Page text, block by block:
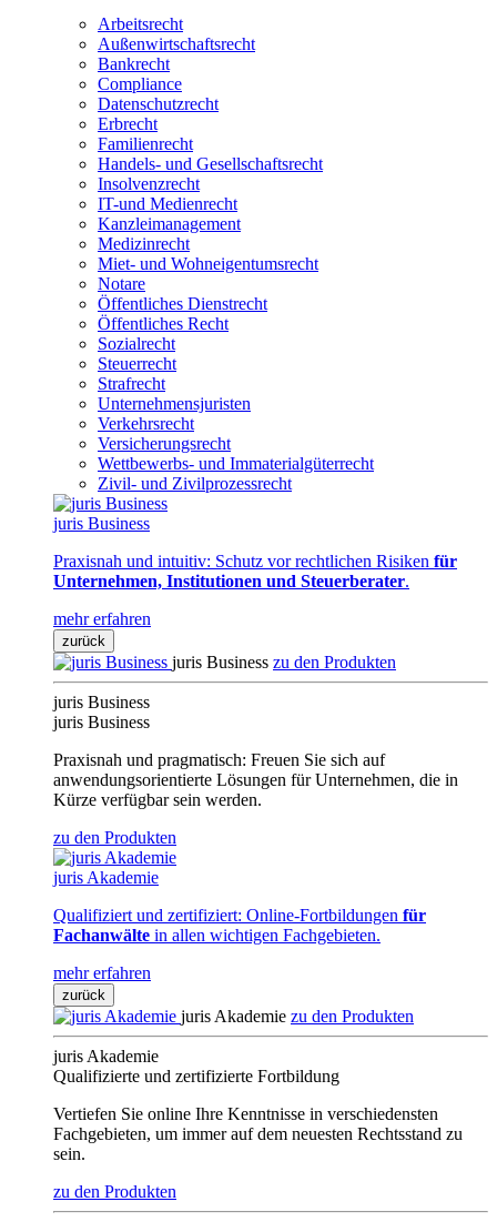
Arbeitsrecht
Außenwirtschaftsrecht
Bankrecht
Compliance
Datenschutzrecht
Erbrecht
Familienrecht
Handels- und Gesellschaftsrecht
Insolvenzrecht
IT-und Medienrecht
Kanzleimanagement
Medizinrecht
Miet- und Wohneigentumsrecht
Notare
Öffentliches Dienstrecht
Öffentliches Recht
Sozialrecht
Steuerrecht
Strafrecht
Unternehmensjuristen
Verkehrsrecht
Versicherungsrecht
Wettbewerbs- und Immaterialgüterrecht
Zivil- und Zivilprozessrecht
juris Business
Praxisnah und intuitiv: Schutz vor rechtlichen Risiken für
Unternehmen, Institutionen und Steuerberater.
mehr erfahren
zurück
juris Business zu den Produkten
juris Business
juris Business
Praxisnah und pragmatisch: Freuen Sie sich auf
anwendungsorientierte Lösungen für Unternehmen, die in
Kürze verfügbar sein werden.
zu den Produkten
juris Akademie
Qualifiziert und zertifiziert: Online-Fortbildungen für
Fachanwälte in allen wichtigen Fachgebieten.
mehr erfahren
zurück
juris Akademie zu den Produkten
juris Akademie
Qualifizierte und zertifizierte Fortbildung
Vertiefen Sie online Ihre Kenntnisse in verschiedensten
Fachgebieten, um immer auf dem neuesten Rechtsstand zu
sein.
zu den Produkten